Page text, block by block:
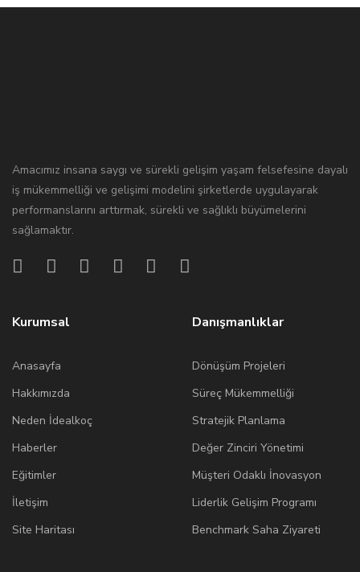
Amacımız insana saygı ve sürekli gelişim yaşam felsefesine dayalı
iş mükemmelliği ve gelişimi modelini şirketlerde uygulayarak
performanslarını arttırmak, sürekli ve sağlıklı büyümelerini
sağlamaktır.
Kurumsal
Anasayfa
Hakkımızda
Neden İdealkoç
Haberler
Eğitimler
İletişim
Site Haritası
Danışmanlıklar
Dönüşüm Projeleri
Süreç Mükemmelliği
Stratejik Planlama
Değer Zinciri Yönetimi
Müşteri Odaklı İnovasyon
Liderlik Gelişim Programı
Benchmark Saha Ziyareti